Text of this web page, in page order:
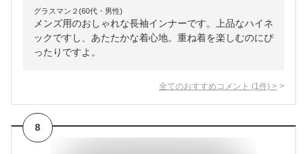
グラスマン２(60代・男性)
メンズ用のおしゃれな長袖インナーです。上品なハイネ
ックですし、あたたかな着心地。重ね着を楽しむのにぴ
ったりですよ。
全てのおすすめコメント (1 件) >
8